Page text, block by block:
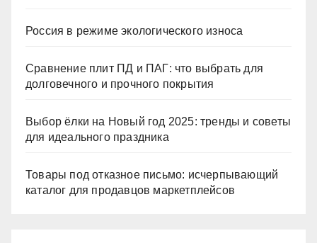
Россия в режиме экологического износа
Сравнение плит ПД и ПАГ: что выбрать для
долговечного и прочного покрытия
Выбор ёлки на Новый год 2025: тренды и советы
для идеального праздника
Товары под отказное письмо: исчерпывающий
каталог для продавцов маркетплейсов